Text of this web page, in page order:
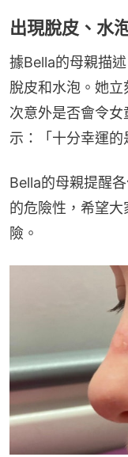
出現脫皮、水
據Bella的母親描
脫皮和水泡。她
次意外是否會令
示：「十分幸運的
Bella的母親提醒
的危險性，希望
險。